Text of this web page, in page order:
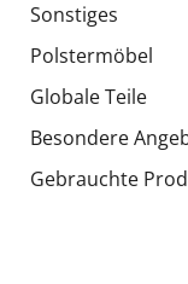
Sonstiges
Polstermöbel
Globale Teile
Besondere
Gebrauchte